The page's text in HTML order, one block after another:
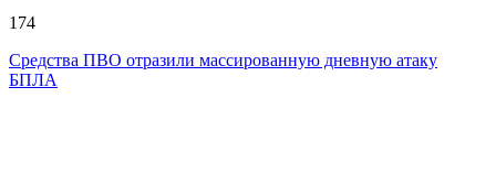
174
Средства ПВО отразили массированную дневную атаку
БПЛА